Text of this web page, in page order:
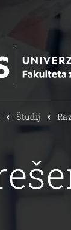
Študij